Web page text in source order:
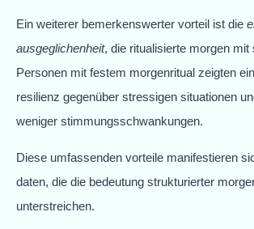
Ein weiterer bemerkenswerter vorteil ist die
ausgeglichenheit, die ritualisierte morgen mit
Personen mit festem morgenritual zeigten
resilienz gegenüber stressigen situationen
weniger stimmungsschwankungen.
Diese umfassenden vorteile manifestieren
daten, die die bedeutung strukturierter
unterstreichen.